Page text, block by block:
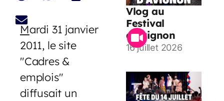
Mardi 31 janvier
2011, le site
"Cadres &
emplois"
diffusait un
Vlog au
Festival
d’Avignon
16 juillet 2026